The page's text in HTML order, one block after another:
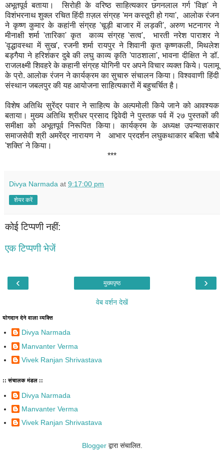
अभूतपूर्व बताया। सिरोही के वरिष्ठ साहित्यकार छगनलाल गर्ग 'विज्ञ' ने
विशंभरनाथ शुक्ल रचित हिंदी ग़ज़ल संग्रह 'मन कस्तूरी हो गया', आलोक रंजन
ने कृष्ण कुमार के कहांनी संग्रह 'चूड़ी बाजार में लड़की', अरुण भटनागर ने
मीनाक्षी शर्मा 'तारिका' कृत काव्य संग्रह 'सत्व', भारती नरेश पाराशर ने
'वृद्धावस्था में सुख', रजनी शर्मा रायपुर ने शिवानी कृत कृष्णकली, मिथलेश
बड़गैया ने हरिशंकर दुबे की लघु काव्य कृति 'पाठशाला', भावना दीक्षित ने डॉ.
राजलक्ष्मी शिवहरे के कहानी संग्रह योगिनी पर अपने विचार व्यक्त किये। पलामू
के प्रो. आलोक रंजन ने कार्यक्रम का सुचारु संचालन किया। विश्ववाणी हिंदी
संस्थान जबलपुर की यह आयोजना साहित्यकारों में बहुचर्चित है।
विशेष अतिथि सुरेंद्र पवार ने साहित्य के अल्पमोली किये जाने को आवश्यक
बताया। मुख्य अतिथि श्रीधर प्रसाद द्विवेदी ने पुस्तक पर्व में २७ पुस्तकों की
समीक्षा को अभूतपूर्व निरूपित किया। कार्यक्रम के अध्यक्ष उपन्यासकार
समाजसेवी श्री अमरेंद्र नारायण ने आभार प्रदर्शन लघुकथाकार बबिता चौबे
'शक्ति' ने किया।
***
Divya Narmada at 9:17:00 pm
शेयर करें
कोई टिप्पणी नहीं:
एक टिप्पणी भेजें
‹ ›
मुख्यपृष्ठ
वेब वर्शन देखें
योगदान देने वाला व्यक्ति
Divya Narmada
Manvanter Verma
Vivek Ranjan Shrivastava
:: संचालक मंडल ::
Divya Narmada
Manvanter Verma
Vivek Ranjan Shrivastava
Bloggerद्वारा संचालित.